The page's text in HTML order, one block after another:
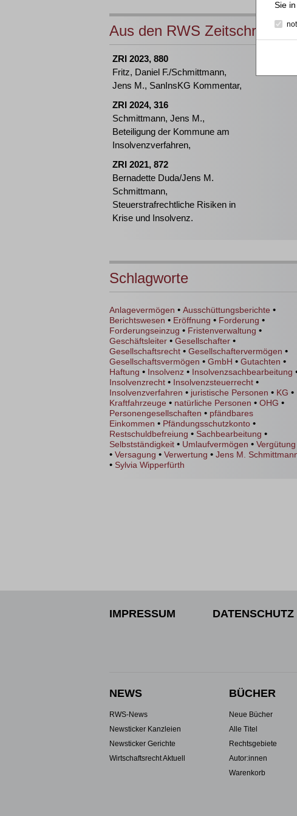
Aus den RWS Zeitschriften
ZRI 2023, 880
Fritz, Daniel F./Schmittmann,
Jens M., SanInsKG Kommentar,
ZRI 2024, 316
Schmittmann, Jens M.,
Beteiligung der Kommune am
Insolvenzverfahren,
ZRI 2021, 872
Bernadette Duda/Jens M.
Schmittmann,
Steuerstrafrechtliche Risiken in
Krise und Insolvenz.
Schlagworte
Anlagevermögen • Ausschüttungsberichte •
Berichtswesen • Eröffnung • Forderung •
Forderungseinzug • Fristenverwaltung •
Geschäftsleiter • Gesellschafter •
Gesellschaftsrecht • Gesellschaftervermögen •
Gesellschaftsvermögen • GmbH • Gutachten •
Haftung • Insolvenz • Insolvenzsachbearbeitung
Insolvenzrecht • Insolvenzsteuerrecht •
Insolvenzverfahren • juristische Personen • KG •
Kraftfahrzeuge • natürliche Personen • OHG •
Personengesellschaften • pfändbares
Einkommen • Pfändungsschutzkonto •
Restschuldbefreiung • Sachbearbeitung •
Selbstständigkeit • Umlaufvermögen • Vergütung
• Versagung • Verwertung • Jens M.
• Sylvia Wipperfürth
IMPRESSUM DATENSCHUTZ
NEWS
RWS-News
Newsticker Kanzleien
Newsticker Gerichte
Wirtschaftsrecht Aktuell
BÜCHER
Neue Bücher
Alle Titel
Rechtsgebiete
Autor:innen
Warenkorb